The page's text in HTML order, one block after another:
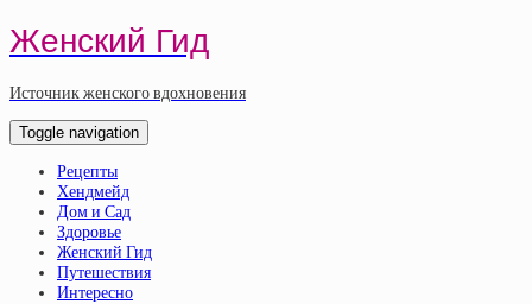
Женский Гид
Источник женского вдохновения
Toggle navigation
Рецепты
Хендмейд
Дом и Сад
Здоровье
Женский Гид
Путешествия
Интересно